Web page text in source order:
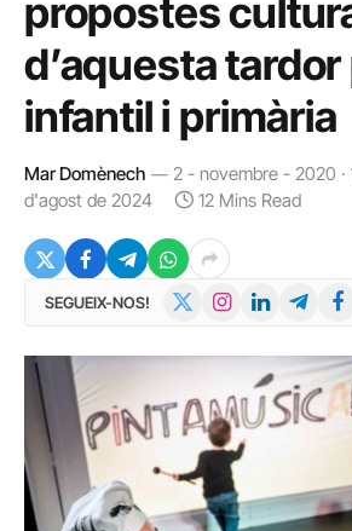
propostes
d’aquesta
infantil i primària
Mar Domènech 2 - novembre - 2020 ·
d'agost de 2024
12 Mins Read
SEGUEIX-NOS! InstagramLinkedInTelegram